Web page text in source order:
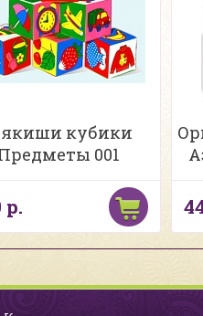
кубики
001
р.